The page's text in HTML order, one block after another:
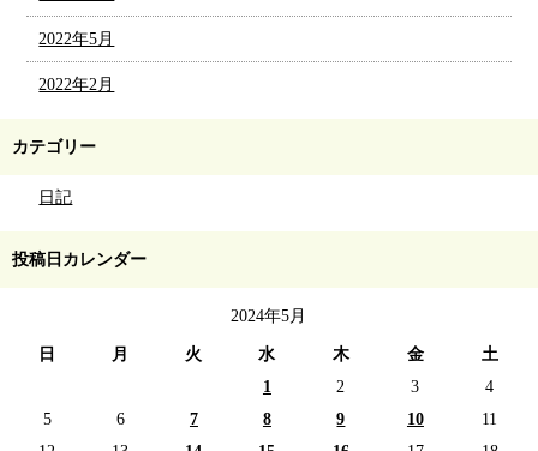
2022年5月
2022年2月
カテゴリー
日記
投稿日カレンダー
2024年5月
日 月 火 水 木 金
土
1
2 3
4
5
6 7 8 9 10
11